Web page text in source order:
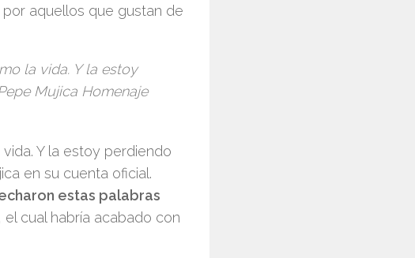
aquellos que gustan de
la vida. Y la estoy
Mujica Homenaje
Y la estoy perdiendo
en su cuenta oficial.
estas palabras
, el cual habría acabado con